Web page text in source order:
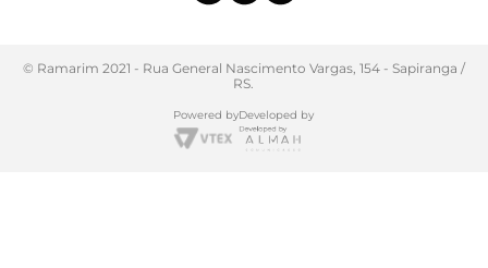
© Ramarim 2021 - Rua General Nascimento Vargas, 154 - Sapiranga /
RS.
Powered byDeveloped by